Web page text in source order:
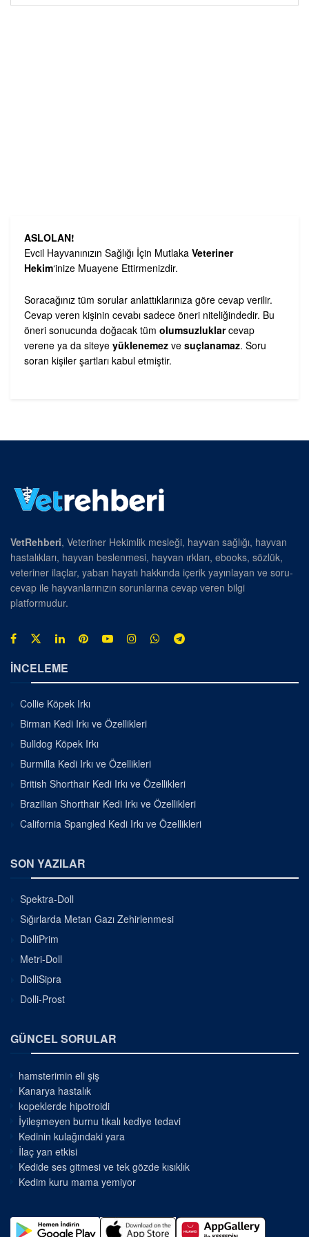
ASLOLAN!
Evcil Hayvanınızın Sağlığı İçin Mutlaka Veteriner
Hekim‘inize Muayene Ettirmenizdir.
Soracağınız tüm sorular anlattıklarınıza göre cevap verilir.
Cevap veren kişinin cevabı sadece öneri niteliğindedir. Bu
öneri sonucunda doğacak tüm olumsuzluklarcevap
verene ya da siteye yüklenemez ve suçlanamaz. Soru
soran kişiler şartları kabul etmiştir.
VetRehberi, Veteriner Hekimlik mesleği, hayvan sağlığı, hayvan
hastalıkları, hayvan beslenmesi, hayvan ırkları, ebooks, sözlük,
veteriner ilaçlar, yaban hayatı hakkında içerik yayınlayan ve soru-
cevap ile hayvanlarınızın sorunlarına cevap veren bilgi
platformudur.
İNCELEME
Collie Köpek Irkı
Birman Kedi Irkı ve Özellikleri
Bulldog Köpek Irkı
Burmilla Kedi Irkı ve Özellikleri
British Shorthair Kedi Irkı ve Özellikleri
Brazilian Shorthair Kedi Irkı ve Özellikleri
California Spangled Kedi Irkı ve Özellikleri
SON YAZILAR
Spektra-Doll
Sığırlarda Metan Gazı Zehirlenmesi
DolliPrim
Metri-Doll
DolliSipra
Dolli-Prost
GÜNCEL SORULAR
hamsterimin eli şiş
Kanarya hastalık
kopeklerde hipotroidi
İyileşmeyen burnu tıkalı kediye tedavi
Kedinin kulağındaki yara
İlaç yan etkisi
Kedide ses gitmesi ve tek gözde kısıklık
Kedim kuru mama yemiyor